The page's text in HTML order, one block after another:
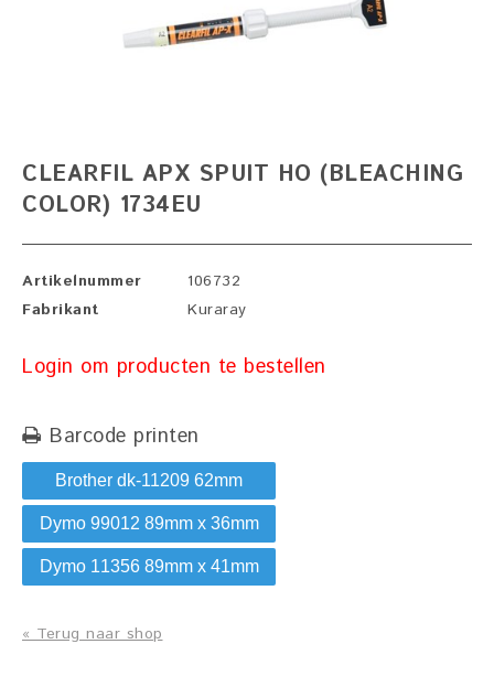
CLEARFIL APX SPUIT HO (BLEACHING
COLOR) 1734EU
Artikelnummer
106732
Fabrikant
Kuraray
Login om producten te bestellen
Barcode printen
Brother dk-11209 62mm
Dymo 99012 89mm x 36mm
Dymo 11356 89mm x 41mm
« Terug naar shop